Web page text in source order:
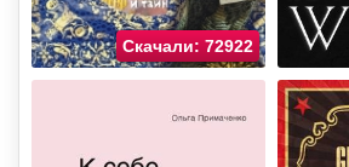
Скачали: 72922